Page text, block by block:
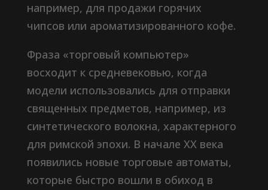
например, для продажи горячих
чипсов или ароматизированного кофе.
Фраза «торговый компьютер»
восходит к средневековью, когда
модели использовались для отправки
священных предметов, например, из
синтетического волокна, характерного
для римской эпохи. В начале XX века
появились новые торговые автоматы,
которые быстро вошли в обиход в